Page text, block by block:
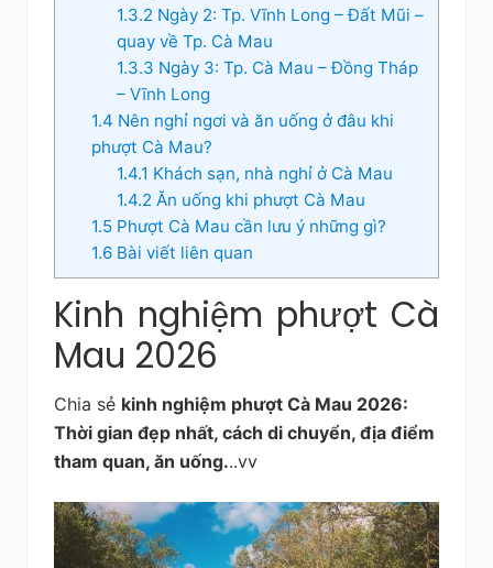
1.3.2 Ngày 2: Tp. Vĩnh Long – Đất Mũi –
quay về Tp. Cà Mau
1.3.3 Ngày 3: Tp. Cà Mau – Đồng Tháp
– Vĩnh Long
1.4 Nên nghỉ ngơi và ăn uống ở đâu khi
phượt Cà Mau?
1.4.1 Khách sạn, nhà nghỉ ở Cà Mau
1.4.2 Ăn uống khi phượt Cà Mau
1.5Phượt Cà Mau cần lưu ý những gì?
1.6Bài viết liên quan
Kinh nghiệm phượt Cà
Mau 2026
Chia sẻ kinh nghiệm phượt Cà Mau 2026:
Thời gian đẹp nhất, cách di chuyển, địa điểm
tham quan, ăn uống...vv